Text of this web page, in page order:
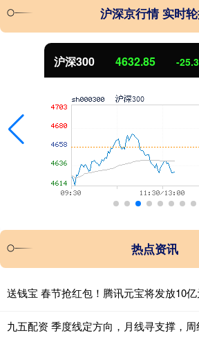
沪深京行情 实时
沪深300 4632.85 -
热点资讯
送钱宝 春节抢红包！腾讯元宝将发放10